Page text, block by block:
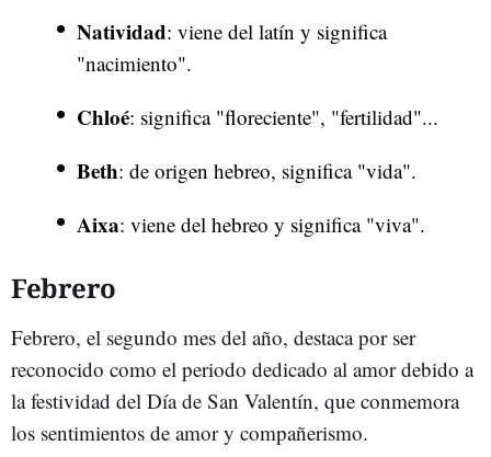
Natividad: viene del latín y significa
"nacimiento".
Chloé: significa "floreciente", "fertilidad"...
Beth: de origen hebreo, significa "vida".
Aixa: viene del hebreo y significa "viva".
Febrero
Febrero, el segundo mes del año, destaca por ser
reconocido como el periodo dedicado al amor debido a
la festividad del Día de San Valentín, que conmemora
los sentimientos de amor y compañerismo.